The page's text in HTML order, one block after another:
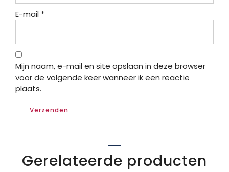
E-mail *
Mijn naam, e-mail en site opslaan in deze browser
voor de volgende keer wanneer ik een reactie
plaats.
Gerelateerde producten